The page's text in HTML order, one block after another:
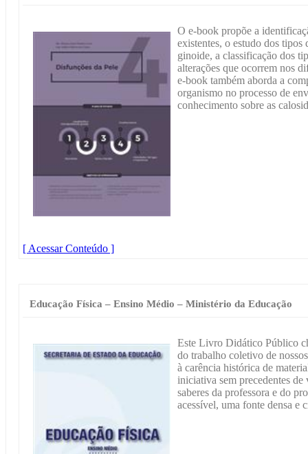
O e-book propõe a
existentes, o estudo dos
ginoide, a classificação dos
alterações que ocorrem nos
e-book também aborda a
organismo no processo de
conhecimento sobre as
[ Acessar Conteúdo ]
Educação Física – Ensino Médio – Ministério da Educação
Este Livro Didático Público
do trabalho coletivo de
à carência histórica de
iniciativa sem precedentes
saberes da professora e do
acessível, uma fonte densa e